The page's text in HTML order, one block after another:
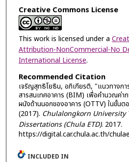
Creative Commons License
This work is licensed under a
Attribution-NonCommercial-No
International License.
Recommended Citation
เจริญสุทธิโยธิน, อภิเกียรติ, "แนวทางก
สารสนเทศอาคาร (BIM) เพื่อคำนวณค่า
ผนังด้านนอกของอาคาร (OTTV) ในขั้น
(2017). Chulalongkorn University
Dissertations (Chula ETD). 2017.
https://digital.car.chula.ac.th/
INCLUDED IN